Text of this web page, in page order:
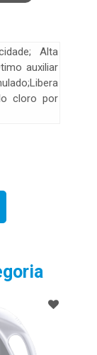
Alta
auxiliar
cloro por